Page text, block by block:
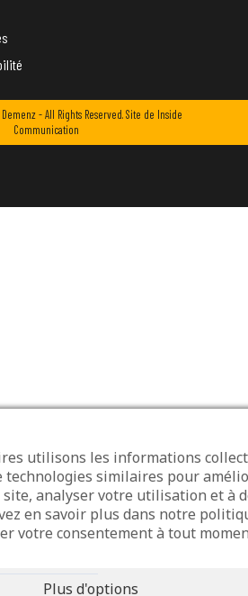
- All Rights Reserved. Site de Inside
Communication
utilisons les informations
technologies similaires pour
analyser votre utilisation et à
en savoir plus dans notre
votre consentement à tout
Plus d'options